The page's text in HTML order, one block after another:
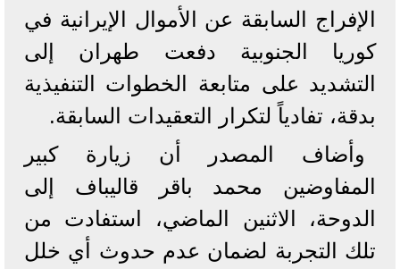
الإفراج السابقة عن الأموال الإيرانية في
كوريا الجنوبية دفعت طهران إلى
التشديد على متابعة الخطوات التنفيذية
بدقة، تفادياً لتكرار التعقيدات السابقة.
وأضاف المصدر أن زيارة كبير
المفاوضين محمد باقر قاليباف إلى
الدوحة، الاثنين الماضي، استفادت من
تلك التجربة لضمان عدم حدوث أي خلل